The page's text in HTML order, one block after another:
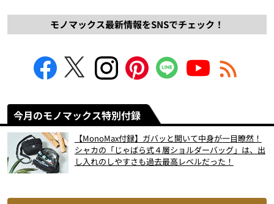
モノマックス最新情報をSNSでチェック！
今月のモノマックス特別付録
【MonoMax付録】ガバッと開いて中身が一目瞭然！
シャカの「じゃばら式４層ショルダーバッグ」は、出
し入れのしやすさも過去最高レベルだった！